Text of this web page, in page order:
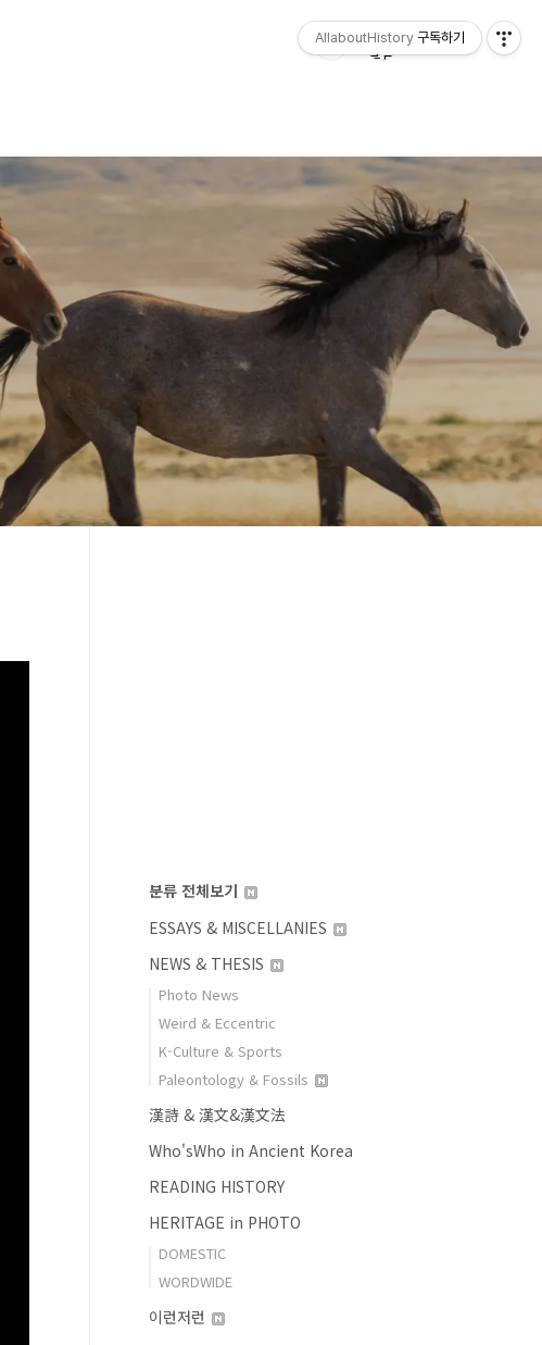
분류 전체보기
ESSAYS & MISCELLANIES
NEWS & THESIS
Photo News
Weird & Eccentric
K-Culture & Sports
Paleontology & Fossils
漢詩 & 漢文&漢文法
Who'sWho in Ancient Korea
READING HISTORY
HERITAGE in PHOTO
DOMESTIC
WORDWIDE
이런저런
AllaboutHistory 구독하기